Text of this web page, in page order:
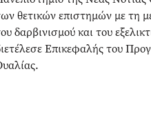
θετικών επιστημών με τη
δαρβινισμού και του
Επικεφαλής του